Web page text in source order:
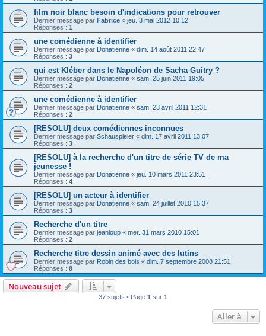
film noir blanc besoin d'indications pour retrouver
Dernier message par Fabrice « jeu. 3 mai 2012 10:12
Réponses : 1
une comédienne à identifier
Dernier message par Donatienne « dim. 14 août 2011 22:47
Réponses : 3
qui est Kléber dans le Napoléon de Sacha Guitry ?
Dernier message par Donatienne « sam. 25 juin 2011 19:05
Réponses : 2
une comédienne à identifier
Dernier message par Donatienne « sam. 23 avril 2011 12:31
Réponses : 2
[RESOLU] deux comédiennes inconnues
Dernier message par Schauspieler « dim. 17 avril 2011 13:07
Réponses : 3
[RESOLU] à la recherche d'un titre de série TV de ma
jeunesse !
Dernier message par Donatienne « jeu. 10 mars 2011 23:51
Réponses : 4
[RESOLU] un acteur à identifier
Dernier message par Donatienne « sam. 24 juillet 2010 15:37
Réponses : 3
Recherche d'un titre
Dernier message par jeanloup « mer. 31 mars 2010 15:01
Réponses : 2
Recherche titre dessin animé avec des lutins
Dernier message par Robin des bois « dim. 7 septembre 2008 21:51
Réponses : 8
Nouveau sujet
37 sujets • Page 1 sur 1
Aller à